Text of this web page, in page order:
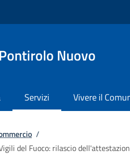
Nuovo
Servizi Vivere il
/
del Fuoco: rilascio